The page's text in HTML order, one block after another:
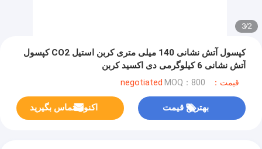
2
/
3
کپسول آتش نشانی 140 میلی متری کربن استیل CO2 کپسول
آتش نشانی 6 کیلوگرمی دی اکسید کربن
قیمت：negotiated MOQ：800
بهترین قیمت اکنون تماس بگیرید